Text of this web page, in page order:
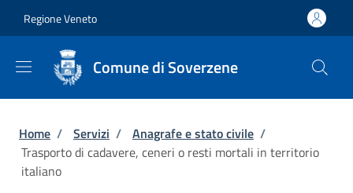
Regione Veneto
Comune di Soverzene
Briciole di pane
Home / Servizi / Anagrafe e stato civile /
Trasporto di cadavere, ceneri o resti mortali in territorio
italiano